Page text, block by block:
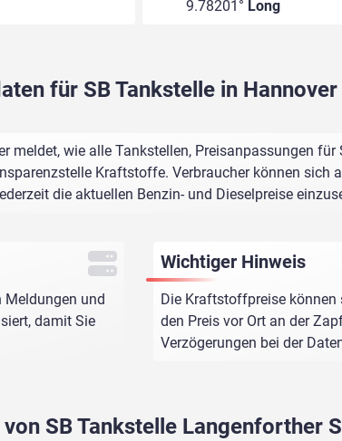
9.78201° Long
für SB Tankstelle in Hannover
meldet, wie alle Tankstellen, Preisanpassungen für
Kraftstoffe. Verbraucher können sich
die aktuellen Benzin- und Dieselpreise
und
damit Sie
Wichtiger Hinweis
Die Kraftstoffpreise
den Preis vor Ort an der
Verzögerungen bei der
SB Tankstelle Langenforther